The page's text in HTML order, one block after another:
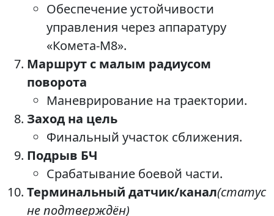
Обеспечение устойчивости
управления через аппаратуру
«Комета-М8».
Маршрут с малым радиусом
поворота
Маневрирование на траектории.
Заход на цель
Финальный участок сближения.
Подрыв БЧ
Срабатывание боевой части.
Терминальный датчик/канал(статус
не подтверждён)